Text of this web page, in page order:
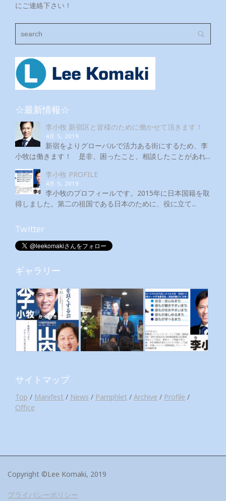
にご連絡下さい！
☆最新情報☆
李小牧 新宿区と皆様のために働かせて頂きます！
4月 5, 2019
新宿をよりグローバルで活力ある街にするため、李
小牧は働きます！ 是非、困ったこと、相談したことがあれ...
李小牧 PROFILE
4月 5, 2019
李小牧のプロフィールです。2015年に日本国籍を取
得しました。第二の祖国である日本のために、役に立て...
Twitter
ギャラリー
サイトマップ
Top / Manifest / News / Pamphlet / Archive / Profile /
Office
Copyright ©Lee Komaki, 2019
プライバシーポリシー